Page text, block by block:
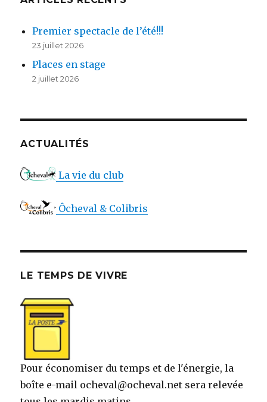
Premier spectacle de l’été!!!
23 juillet 2026
Places en stage
2 juillet 2026
ACTUALITÉS
La vie du club
Ôcheval & Colibris
LE TEMPS DE VIVRE
Pour économiser du temps et de l'énergie, la
boîte e-mail ocheval@ocheval.net sera relevée